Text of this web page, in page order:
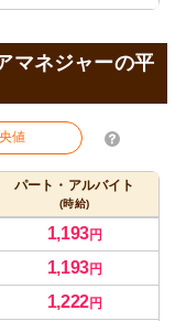
マネジャーの平
値
パート・アルバイト
(時給)
1,193円
1,193円
1,222円